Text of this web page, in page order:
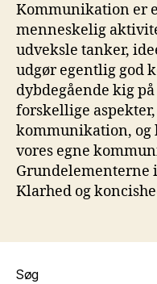
Kommunikation er
menneskelig
udveksle tanker,
udgør egentlig god
dybdegående kig
forskellige
kommunikation, og
vores egne
Klarhed og
Søg